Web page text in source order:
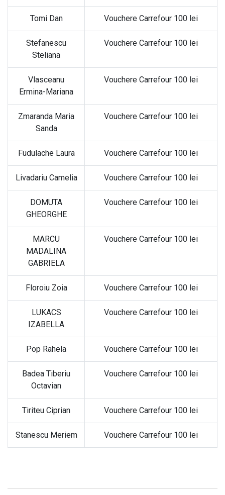
Tomi Dan Vouchere Carrefour 100 lei
Stefanescu
Steliana
Vouchere Carrefour 100 lei
Vlasceanu
Ermina-Mariana
Vouchere Carrefour 100 lei
Zmaranda Maria
Sanda
Vouchere Carrefour 100 lei
Fudulache Laura Vouchere Carrefour 100 lei
Livadariu Camelia Vouchere Carrefour 100 lei
DOMUTA
GHEORGHE
Vouchere Carrefour 100 lei
MARCU
MADALINA
GABRIELA
Vouchere Carrefour 100 lei
Floroiu Zoia Vouchere Carrefour 100 lei
LUKACS
IZABELLA
Vouchere Carrefour 100 lei
Pop Rahela Vouchere Carrefour 100 lei
Badea Tiberiu
Octavian
Vouchere Carrefour 100 lei
Tiriteu Ciprian Vouchere Carrefour 100 lei
Stanescu Meriem Vouchere Carrefour 100 lei